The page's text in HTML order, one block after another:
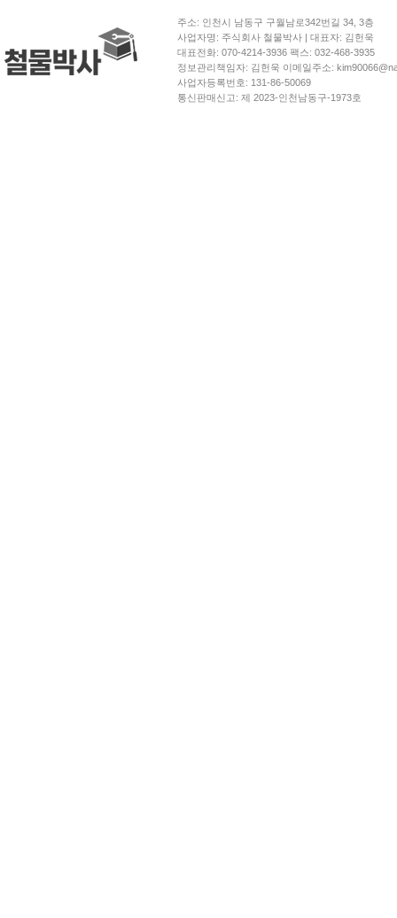
주소: 인천시 남동구 구월남로342번길 34, 3층
사업자명: 주식회사 철물박사 | 대표자: 김헌욱
대표전화: 070-4214-3936 팩스: 032-468-3935
정보관리책임자: 김헌욱 이메일주소:
사업자등록번호: 131-86-50069
통신판매신고: 제 2023-인천남동구-1973호